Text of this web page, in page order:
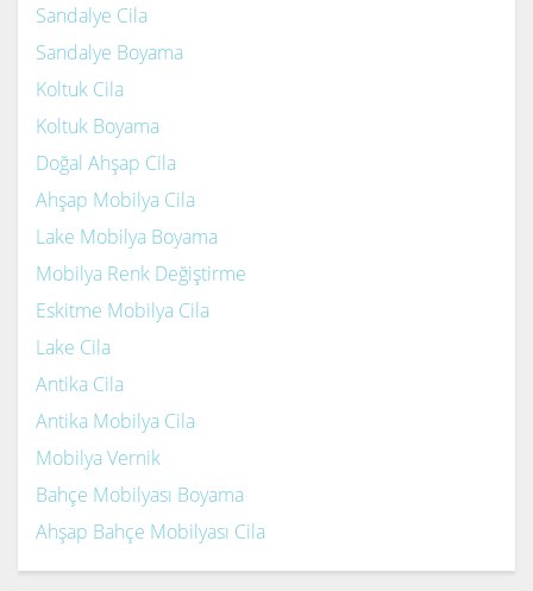
Sandalye Cila
Sandalye Boyama
Koltuk Cila
Koltuk Boyama
Doğal Ahşap Cila
Ahşap Mobilya Cila
Lake Mobilya Boyama
Mobilya Renk Değiştirme
Eskitme Mobilya Cila
Lake Cila
Antika Cila
Antika Mobilya Cila
Mobilya Vernik
Bahçe Mobilyası Boyama
Ahşap Bahçe Mobilyası Cila